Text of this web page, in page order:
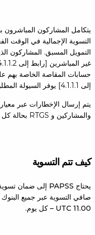
إلى 4.1.1.1] يوفر السيولة المطلوبة.
والمشاركين و RTGS بحالة كل مرحلة من مراحل المعاملة.
كيف تتم التسوية
صافي التسوية عبر جميع
11.00 UTC – كل يوم.